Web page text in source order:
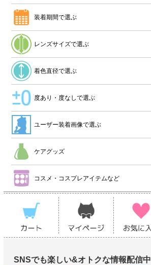
装着期間で選ぶ
レンズサイズで選ぶ
着色直径で選ぶ
度あり・度なしで選ぶ
ユーザー装着画像で選ぶ
ケアグッズ
コスメ・コスプレアイテムなど
SNSでも楽しい&オトクな情報配信中